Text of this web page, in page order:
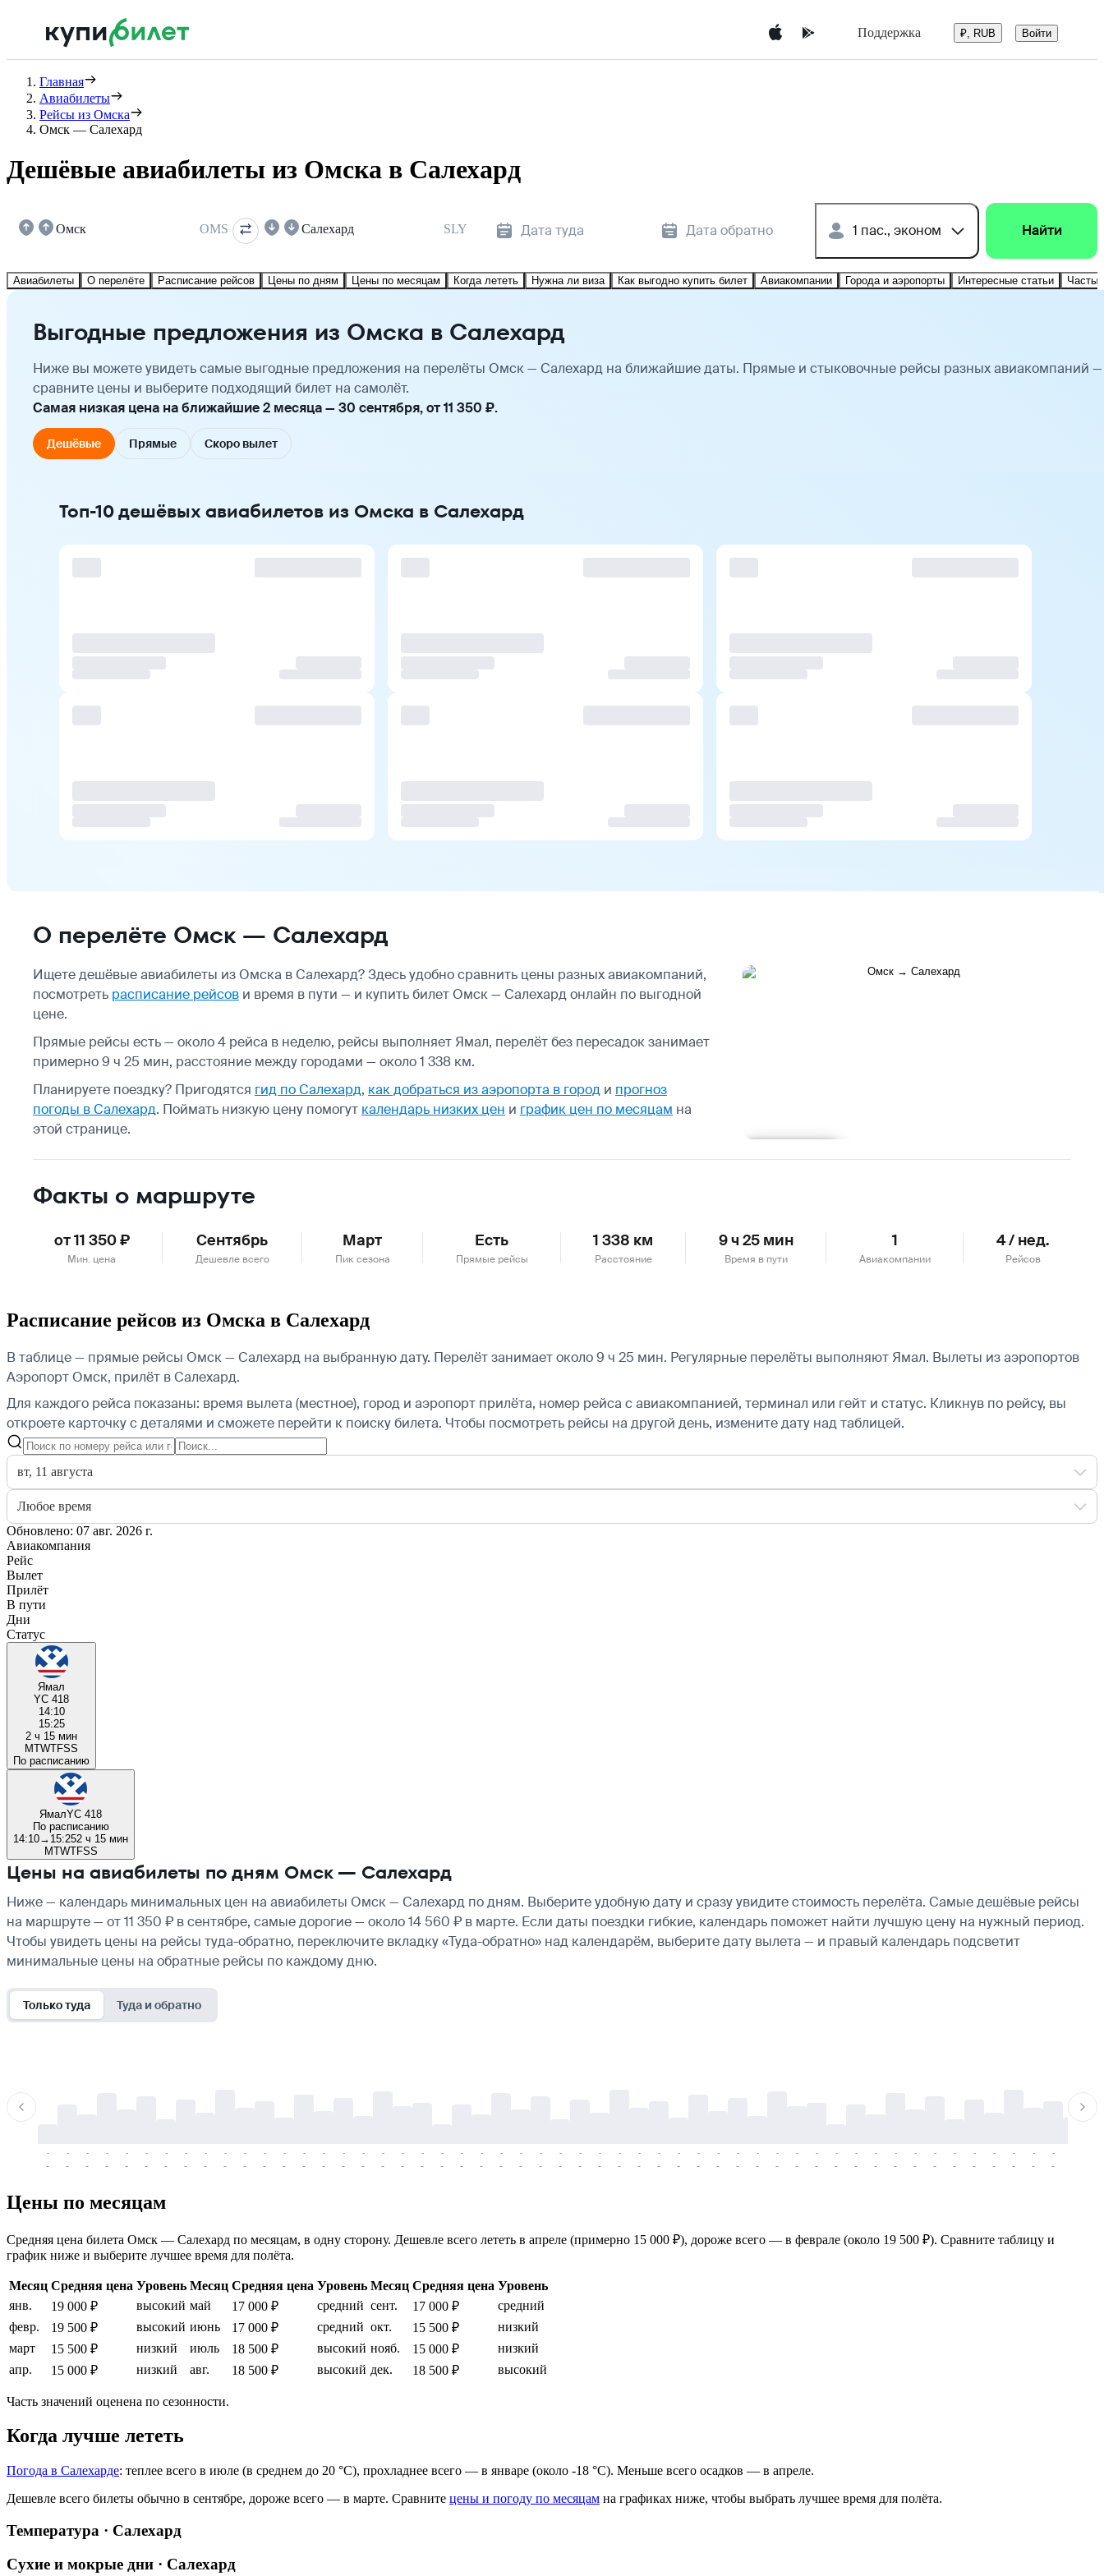
Поддержка ₽, RUB Войти
Главная
Авиабилеты
Рейсы из Омска
Омск — Салехард
Дешёвые авиабилеты из Омска в Салехард
Омск OMS Салехард SLY Дата туда Дата обратно 1 пас., эконом Найти
Авиабилеты О перелёте Расписание рейсов Цены по дням Цены по месяцам Когда лететь Нужна ли виза Как выгодно купить билет Авиакомпании Города и аэропорты Интересные статьи
Выгодные предложения из Омска в Салехард
Ниже вы можете увидеть самые выгодные предложения на перелёты Омск — Салехард на ближайшие даты. Прямые и стыковочные рейсы разных авиакомпаний —
сравните цены и выберите подходящий билет на самолёт.
Самая низкая цена на ближайшие 2 месяца — 30 сентября, от 11 350 ₽.
Дешёвые Прямые Скоро вылет
Топ-10 дешёвых авиабилетов из Омска в Салехард
О перелёте Омск — Салехард
Ищете дешёвые авиабилеты из Омска в Салехард? Здесь удобно сравнить цены разных авиакомпаний,
посмотреть расписание рейсов и время в пути — и купить билет Омск — Салехард онлайн по выгодной
цене.
Прямые рейсы есть — около 4 рейса в неделю, рейсы выполняет Ямал, перелёт без пересадок занимает
примерно 9 ч 25 мин, расстояние между городами — около 1 338 км.
Планируете поездку? Пригодятся гид по Салехард, как добраться из аэропорта в город и прогноз
погоды в Салехард. Поймать низкую цену помогут календарь низких цен и график цен по месяцам на
этой странице.
Факты о маршруте
от 11 350 ₽
Мин. цена
Сентябрь
Дешевле всего
Март
Пик сезона
Есть
Прямые рейсы
1 338 км
Расстояние
9 ч 25 мин
Время в пути
1
Авиакомпании
4 / нед.
Рейсов
Расписание рейсов из Омска в Салехард
В таблице — прямые рейсы Омск — Салехард на выбранную дату. Перелёт занимает около 9 ч 25 мин. Регулярные перелёты выполняют Ямал. Вылеты из аэропортов
Аэропорт Омск, прилёт в Салехард.
Для каждого рейса показаны: время вылета (местное), город и аэропорт прилёта, номер рейса с авиакомпанией, терминал или гейт и статус. Кликнув по рейсу, вы
откроете карточку с деталями и сможете перейти к поиску билета. Чтобы посмотреть рейсы на другой день, измените дату над таблицей.
вт, 11 августа
Любое время
Обновлено: 07 авг. 2026 г.
Авиакомпания
Рейс
Вылет
Прилёт
В пути
Дни
Статус
Ямал
YC 418
14:10
15:25
2 ч 15 мин
MTWTFSS
По расписанию
ЯмалYC 418
По расписанию
14:10→ 15:252 ч 15 мин
MTWTFSS
Цены на авиабилеты по дням Омск — Салехард
Ниже — календарь минимальных цен на авиабилеты Омск — Салехард по дням. Выберите удобную дату и сразу увидите стоимость перелёта. Самые дешёвые рейсы
на маршруте — от 11 350 ₽ в сентябре, самые дорогие — около 14 560 ₽ в марте. Если даты поездки гибкие, календарь поможет найти лучшую цену на нужный период.
Чтобы увидеть цены на рейсы туда-обратно, переключите вкладку «Туда-обратно» над календарём, выберите дату вылета — и правый календарь подсветит
минимальные цены на обратные рейсы по каждому дню.
Только туда Туда и обратно
-
-
-
-
-
-
-
-
-
-
-
-
-
-
-
-
-
-
-
-
-
-
-
-
-
-
-
-
-
-
-
-
-
-
-
-
-
-
-
-
-
-
-
-
-
-
-
-
-
-
-
-
-
-
-
-
-
-
-
-
-
-
-
-
-
-
-
-
-
-
-
-
-
-
-
-
-
-
-
-
-
-
-
-
-
-
-
-
-
-
-
-
-
-
-
-
-
-
-
-
-
-
-
-
Цены по месяцам
Средняя цена билета Омск — Салехард по месяцам, в одну сторону. Дешевле всего лететь в апреле (примерно 15 000 ₽), дороже всего — в феврале (около 19 500 ₽). Сравните таблицу и
график ниже и выберите лучшее время для полёта.
Месяц Средняя цена Уровень Месяц Средняя цена Уровень Месяц Средняя цена Уровень
янв.
19 000 ₽ высокий май 17 000 ₽ средний сент. 17 000 ₽
средний
февр.
19 500 ₽ высокий июнь 17 000 ₽ средний окт. 15 500 ₽
низкий
март
15 500 ₽ низкий июль 18 500 ₽ высокий нояб. 15 000 ₽
низкий
апр.
15 000 ₽ низкий авг. 18 500 ₽ высокий дек. 18 500 ₽ высокий
Часть значений оценена по сезонности.
Когда лучше лететь
Погода в Салехарде: теплее всего в июле (в среднем до 20 °C), прохладнее всего — в январе (около -18 °C). Меньше всего осадков — в апреле.
Дешевле всего билеты обычно в сентябре, дороже всего — в марте. Сравните цены и погоду по месяцам на графиках ниже, чтобы выбрать лучшее время для полёта.
Температура · Салехард
Сухие и мокрые дни · Салехард